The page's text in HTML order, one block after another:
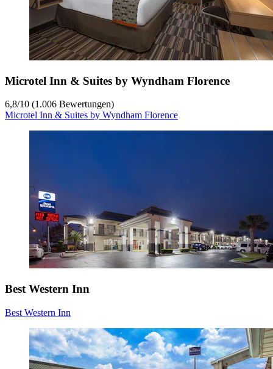
Microtel Inn & Suites by Wyndham Florence
6,8/10 (1.006 Bewertungen)
Microtel Inn & Suites by Wyndham Florence
Best Western Inn
Best Western Inn